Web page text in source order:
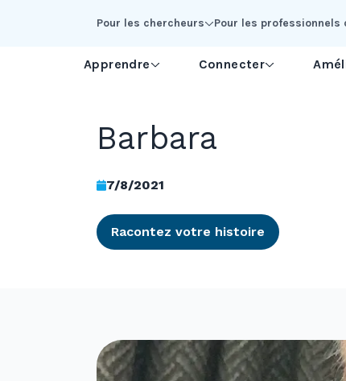
Pour les chercheurs Pour les professionnels
Apprendre Connecter
Barbara
7/8/2021
Racontez votre histoire